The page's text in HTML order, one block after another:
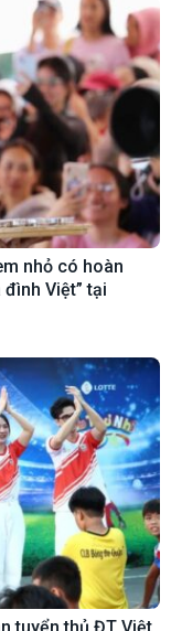
nhỏ có hoàn
Việt” tại
tuyển thủ ĐT Việt